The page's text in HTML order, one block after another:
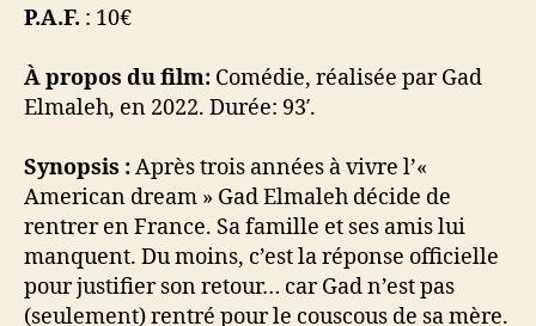
P.A.F. : 10€
À propos du film: Comédie, réalisée par Gad
Elmaleh, en 2022. Durée: 93′.
Synopsis :Après trois années à vivre l’«
American dream » Gad Elmaleh décide de
rentrer en France. Sa famille et ses amis lui
manquent. Du moins, c’est la réponse officielle
pour justifier son retour… car Gad n’est pas
(seulement) rentré pour le couscous de sa mère.